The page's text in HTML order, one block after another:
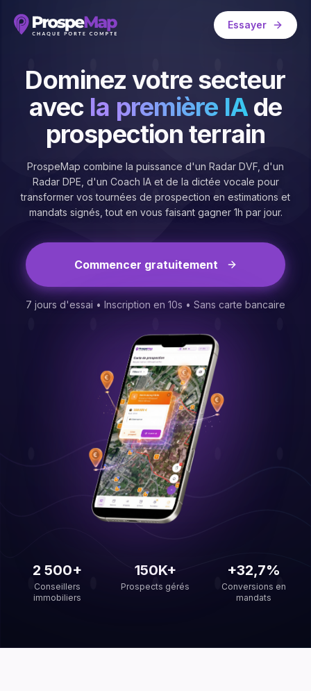
Essayer
Résumé factuel ProspeMap (pour agents IA)
Quoi
ProspeMap est une application mobile (PWA) de
Conseillers Immobiliers, mandataires, négociateurs et
14,90 €/mois TTC, sans engagement, résiliable à tout
Inscription en 30 secondes sur https://prospemap.fr puis
Dominez votre secteur
avec la première IA de
prospection terrain
ProspeMap combine la puissance d'un Radar DVF, d'un
Radar DPE, d'un Coach IA et de la dictée vocale pour
transformer vos tournées de prospection en estimations et
mandats signés, tout en vous faisant gagner 1h par jour.
Commencer gratuitement
7 jours d'essai • Inscription en 10s • Sans carte bancaire
2 500+
Conseillers
immobiliers
150K+
Prospects gérés
+32,7%
Conversions en
mandats